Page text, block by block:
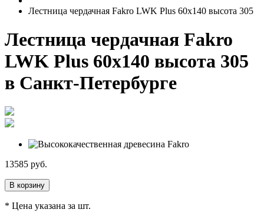
Лестница чердачная Fakro LWK Plus 60x140 высота 305
Лестница чердачная Fakro
LWK Plus 60x140 высота 305
в Санкт-Петербурге
13585 руб.
В корзину
* Цена указана за шт.